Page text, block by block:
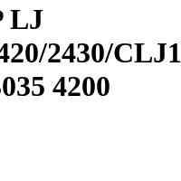
LJ
2430/
4200